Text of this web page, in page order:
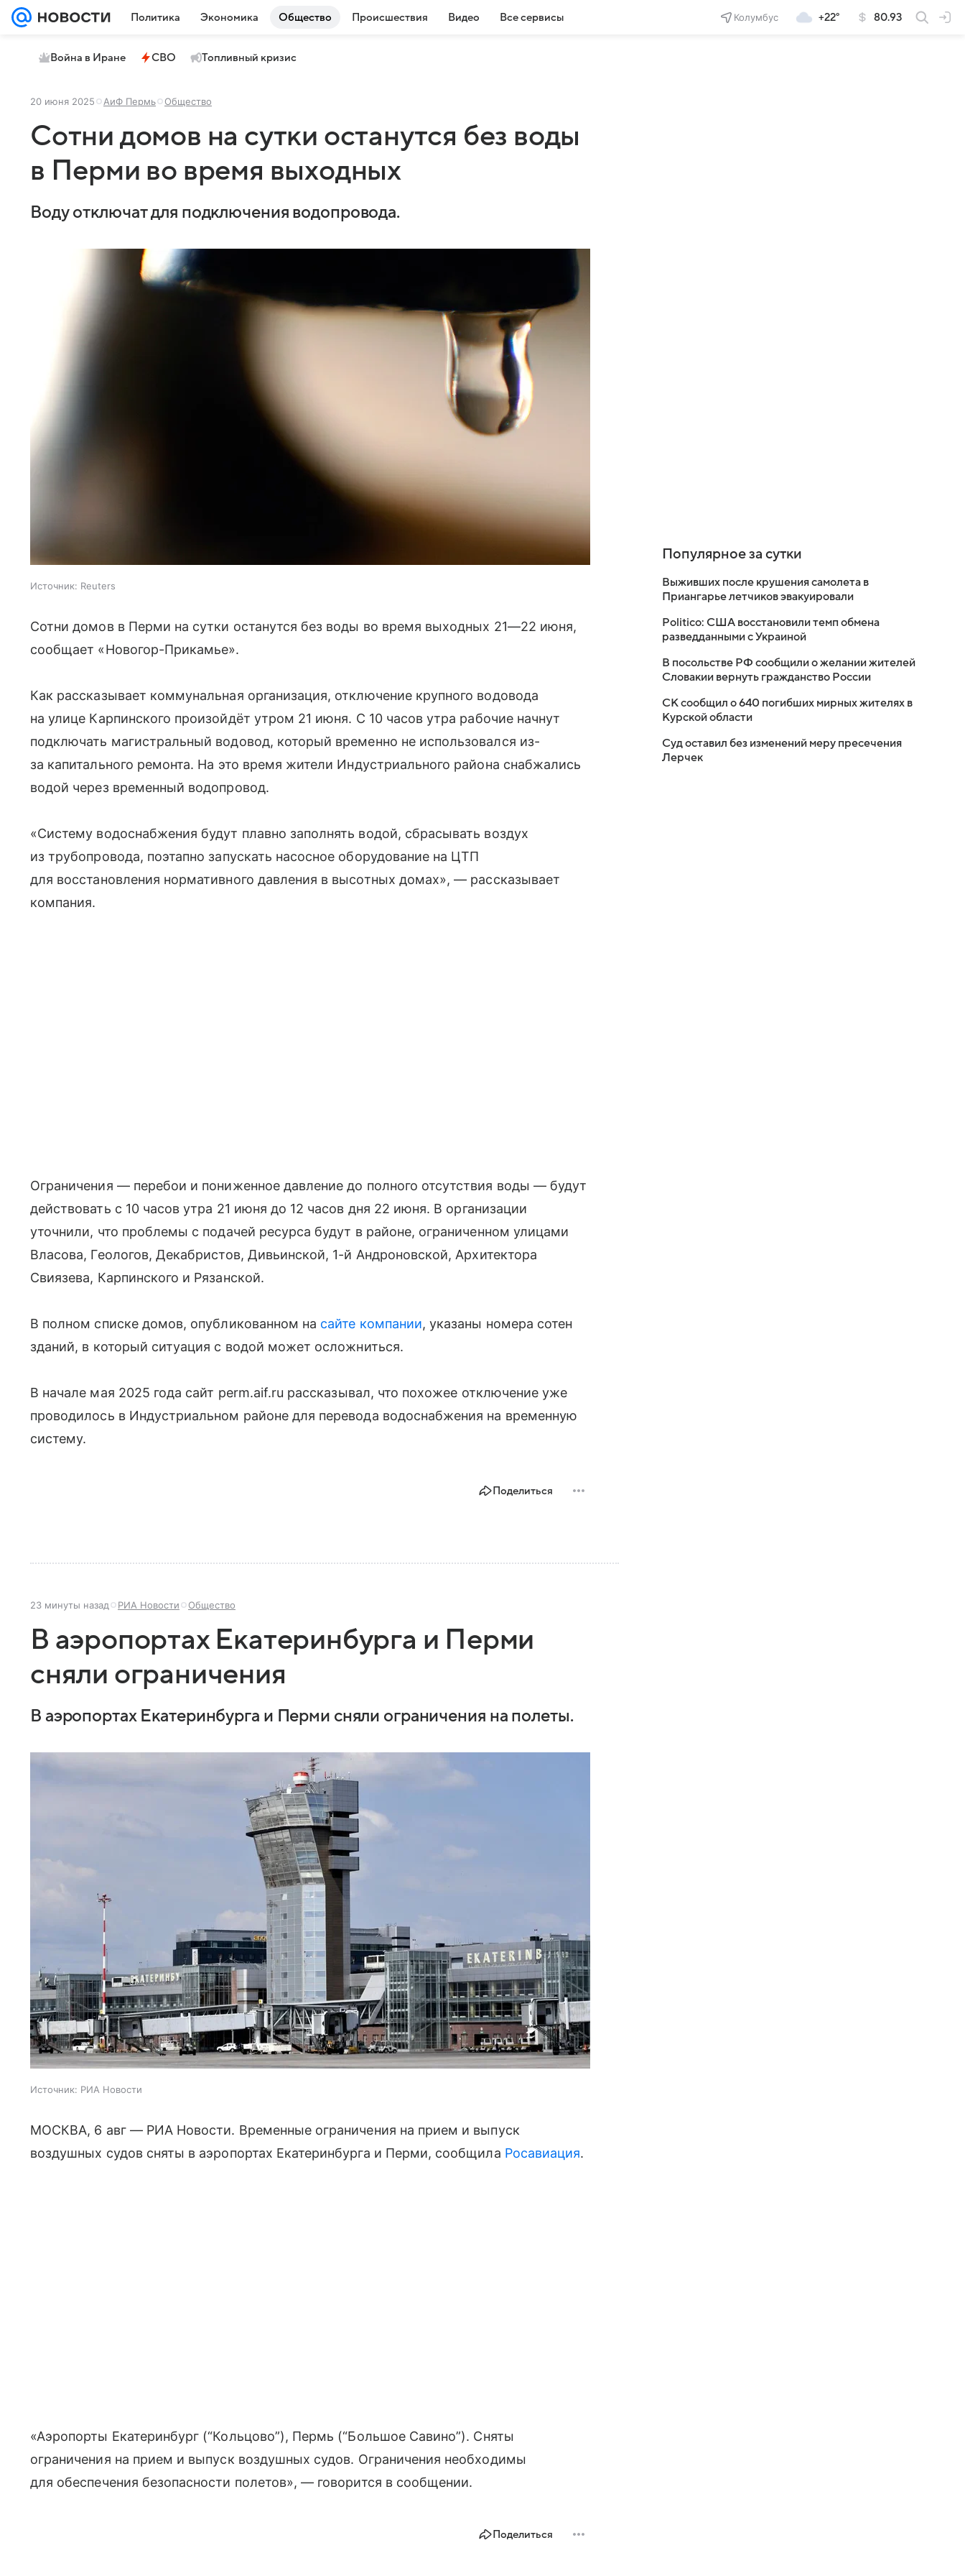
Политика Экономика Общество Происшествия Видео Все сервисы Колумбус +22° 80.93
Война в Иране СВО Топливный кризис
20 июня 2025 АиФ Пермь Общество
Сотни домов на сутки останутся без воды
в Перми во время выходных
Воду отключат для подключения водопровода.
Источник: Reuters
Сотни домов в Перми на сутки останутся без воды во время выходных 21—22 июня,
сообщает «Новогор-Прикамье».
Как рассказывает коммунальная организация, отключение крупного водовода
на улице Карпинского произойдёт утром 21 июня. С 10 часов утра рабочие начнут
подключать магистральный водовод, который временно не использовался из-
за капитального ремонта. На это время жители Индустриального района снабжались
водой через временный водопровод.
«Систему водоснабжения будут плавно заполнять водой, сбрасывать воздух
из трубопровода, поэтапно запускать насосное оборудование на ЦТП
для восстановления нормативного давления в высотных домах», — рассказывает
компания.
Ограничения — перебои и пониженное давление до полного отсутствия воды — будут
действовать с 10 часов утра 21 июня до 12 часов дня 22 июня. В организации
уточнили, что проблемы с подачей ресурса будут в районе, ограниченном улицами
Власова, Геологов, Декабристов, Дивьинской, 1-й Андроновской, Архитектора
Свиязева, Карпинского и Рязанской.
В полном списке домов, опубликованном на сайте компании, указаны номера сотен
зданий, в который ситуация с водой может осложниться.
В начале мая 2025 года сайт perm.aif.ru рассказывал, что похожее отключение уже
проводилось в Индустриальном районе для перевода водоснабжения на временную
систему.
Поделиться
23 минуты назад РИА Новости Общество
В аэропортах Екатеринбурга и Перми
сняли ограничения
В аэропортах Екатеринбурга и Перми сняли ограничения на полеты.
Источник: РИА Новости
МОСКВА, 6 авг — РИА Новости. Временные ограничения на прием и выпуск
воздушных судов сняты в аэропортах Екатеринбурга и Перми, сообщила Росавиация.
«Аэропорты Екатеринбург (“Кольцово”), Пермь (“Большое Савино”). Сняты
ограничения на прием и выпуск воздушных судов.‍‍‍ Ограничения необходимы
для обеспечения безопасности полетов», — говорится в сообщении.
Поделиться
Популярное за сутки
Выживших после крушения самолета в
Приангарье летчиков эвакуировали
Politico: США восстановили темп обмена
разведданными с Украиной
В посольстве РФ сообщили о желании жителей
Словакии вернуть гражданство России
СК сообщил о 640 погибших мирных жителях в
Курской области
Суд оставил без изменений меру пресечения
Лерчек